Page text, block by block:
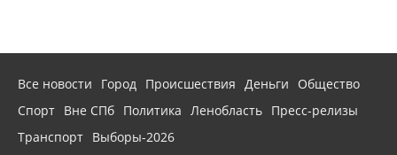
Все новости Город Происшествия Деньги
Общество
Спорт Вне СПб Политика Ленобласть Пресс-релизы
Транспорт Выборы-2026